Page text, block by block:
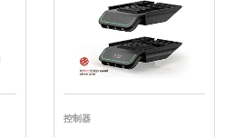
控制器